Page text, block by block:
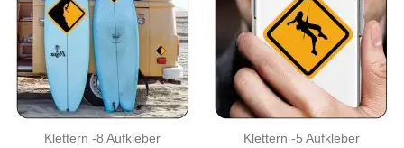
Klettern -8 Aufkleber Klettern -5 Aufkleber